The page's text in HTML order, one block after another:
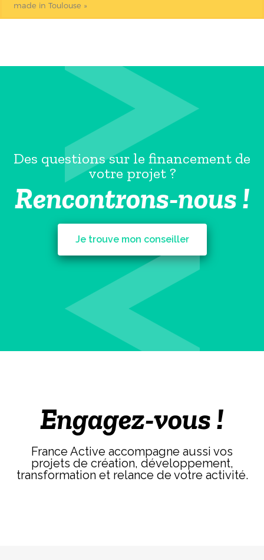
made in Toulouse »
Des questions sur le financement de
votre projet ?
Rencontrons-nous !
Je trouve mon conseiller
Engagez-vous !
France Active accompagne aussi vos
projets de création, développement,
transformation et relance de votre activité.